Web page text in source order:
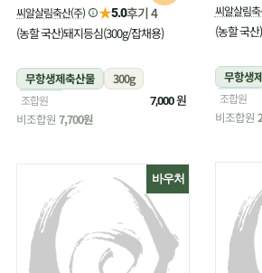
씨알살림
(농할 국
무항생
냉장
조합원
비조합원
씨알살림축산(주) ★5.0후기 4
(농할 국산)돼지등심(300g/잡채용)
무항생제축산물
300g
냉장
조합원 7,000원
비조합원 7,700원
바우처